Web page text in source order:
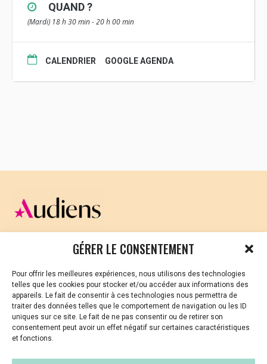
GÉRER LE CONSENTEMENT
Pour offrir les meilleures expériences, nous utilisons des technologies
telles que les cookies pour stocker et/ou accéder aux informations des
appareils. Le fait de consentir à ces technologies nous permettra de
traiter des données telles que le comportement de navigation ou les ID
uniques sur ce site. Le fait de ne pas consentir ou de retirer son
consentement peut avoir un effet négatif sur certaines caractéristiques
et fonctions.
qui a réussi à embarquer son père, Tanguy
Alanou,dans une aventure filmique et féministe
Un film coproduit avec des partenaires de
Chaînes locales de Bretagne, Tébéo, Tébésud
En présence de l’équipe du film.
Billets en vente directement sur place le soir-
même.
Infos et surprises à venir !
DESSINE-MOI UNE FÉMINISTE,
femmes de tous âges et de tous
QUAND ?
(Mardi) 18 h 30 min - 20 h 00 min
CALENDRIER GOOGLE AGENDA
CELLULE D’ÉCOUTE ET DE SOUTIEN PSYCHOLOGIQUE ET
Vous avez été témoin ou vous êtes victime de VSS ? Ou
vous êtes référent·es harcèlement en besoin de soutien
ou d’informations ?
01 87 20 30 90
violences-sexuelles-culture@audiens.org